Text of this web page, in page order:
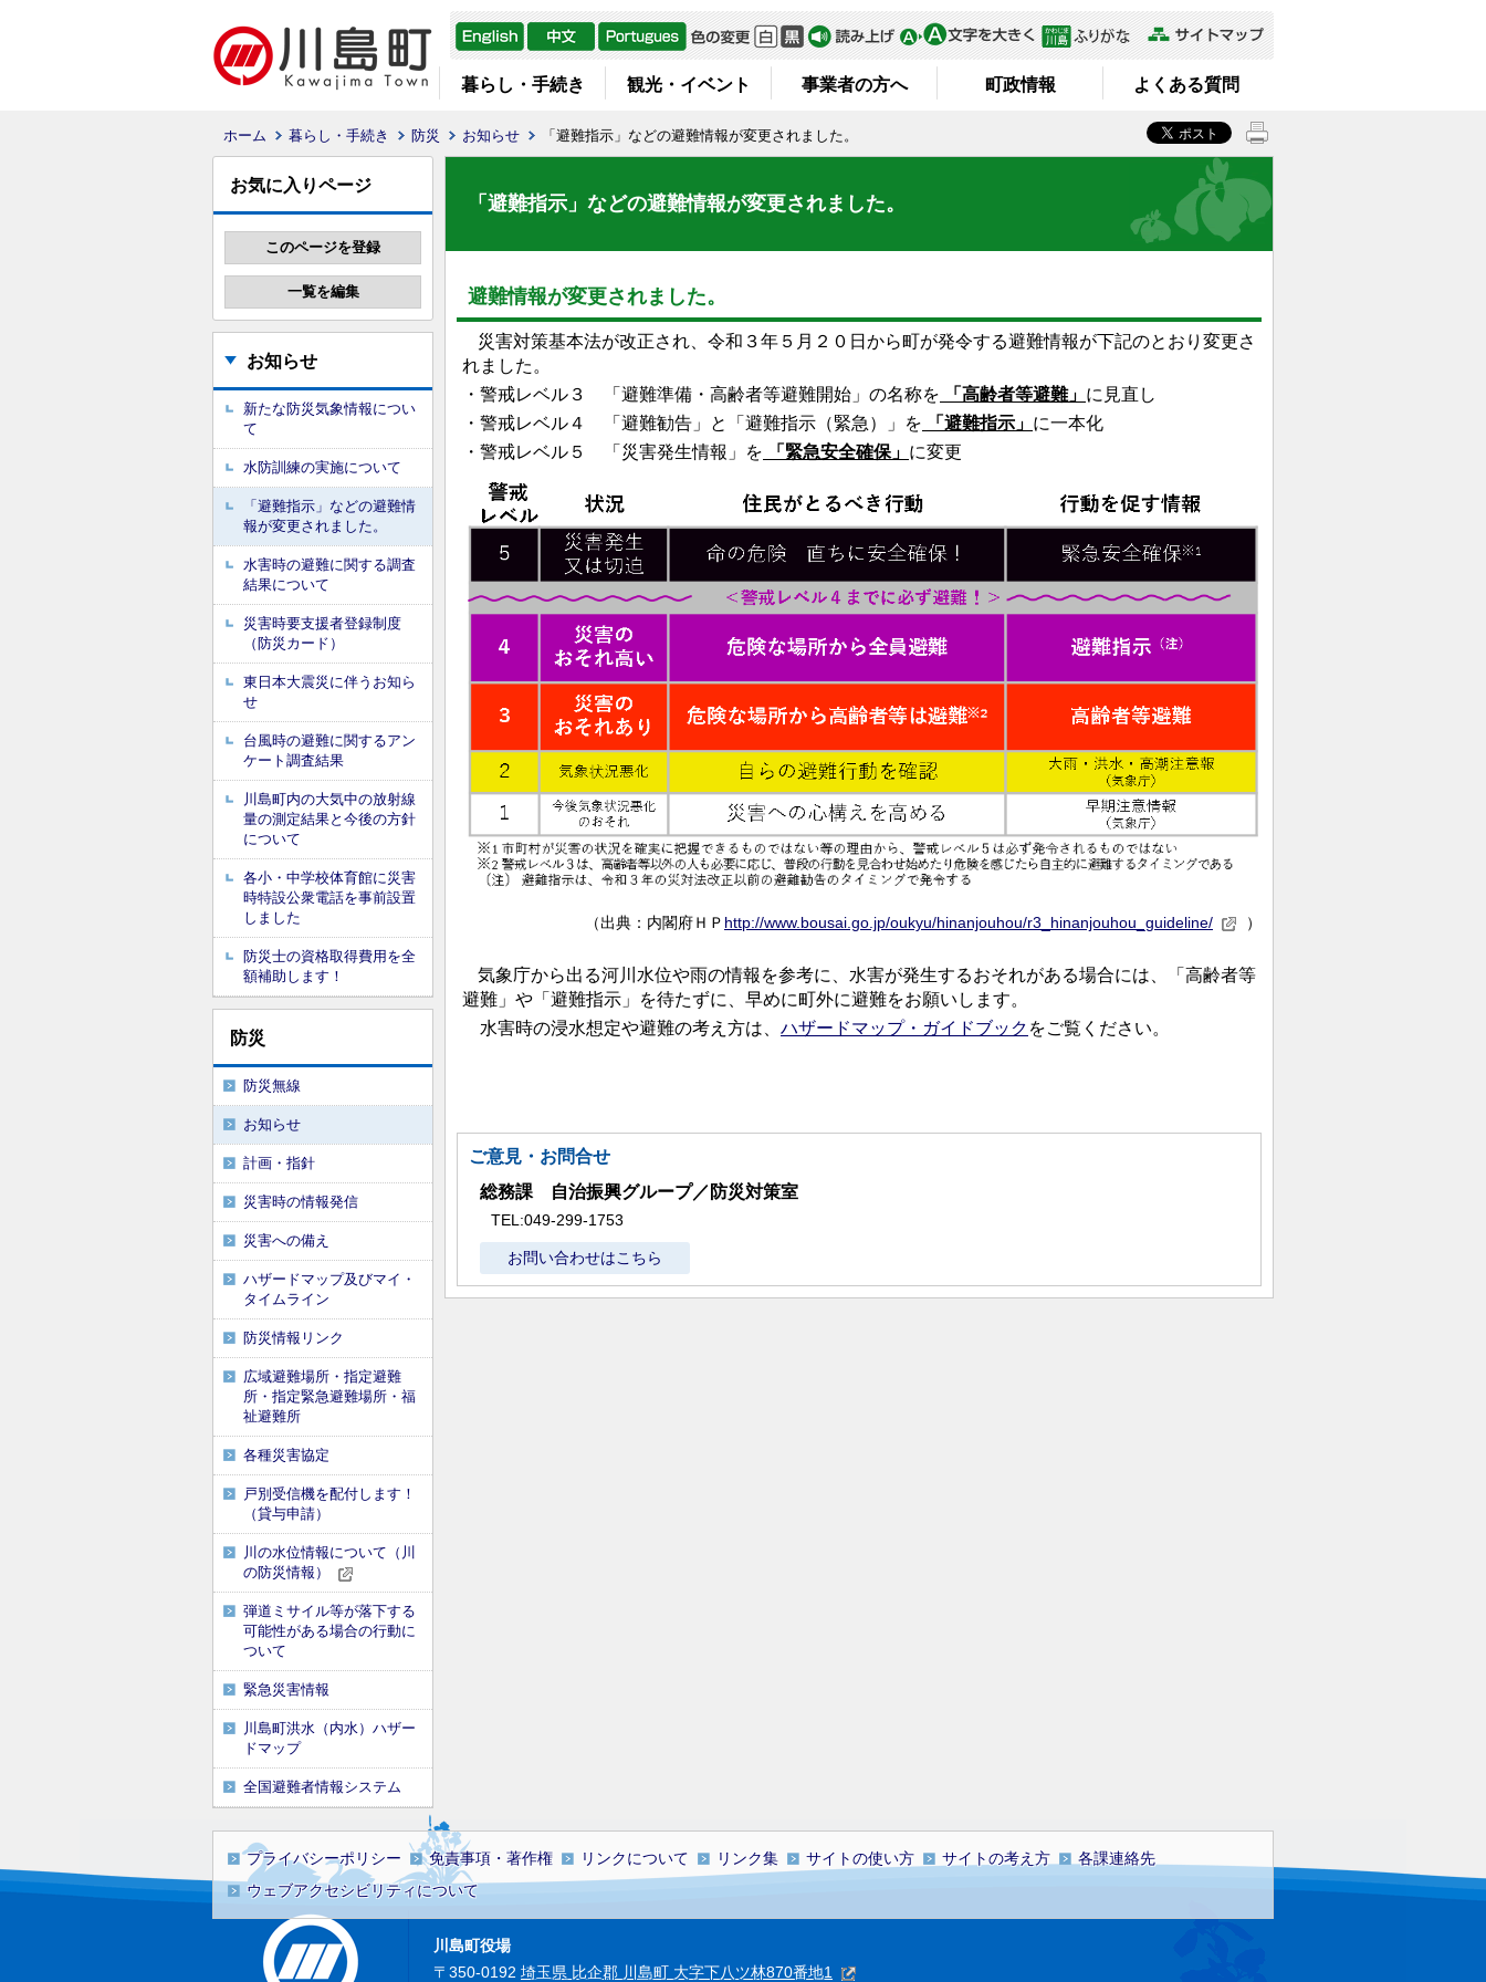
暮らし・手続き 観光・イベント 事業者の方へ 町政情報 よくある質問
ホーム 暮らし・手続き 防災 お知らせ 「避難指示」などの避難情報が変更されました。
お気に入りページ
お知らせ
新たな防災気象情報につい
て
水防訓練の実施について
「避難指示」などの避難情
報が変更されました。
水害時の避難に関する調査
結果について
災害時要支援者登録制度
（防災カード）
東日本大震災に伴うお知ら
せ
台風時の避難に関するアン
ケート調査結果
川島町内の大気中の放射線
量の測定結果と今後の方針
について
各小・中学校体育館に災害
時特設公衆電話を事前設置
しました
防災士の資格取得費用を全
額補助します！
防災
防災無線
お知らせ
計画・指針
災害時の情報発信
災害への備え
ハザードマップ及びマイ・
タイムライン
防災情報リンク
広域避難場所・指定避難
所・指定緊急避難場所・福
祉避難所
各種災害協定
戸別受信機を配付します！
（貸与申請）
川の水位情報について（川
の防災情報）
弾道ミサイル等が落下する
可能性がある場合の行動に
ついて
緊急災害情報
川島町洪水（内水）ハザー
ドマップ
全国避難者情報システム
「避難指示」などの避難情報が変更されました。
避難情報が変更されました。
災害対策基本法が改正され、令和３年５月２０日から町が発令する避難情報が下記のとおり変更さ
れました。
・警戒レベル３ 「避難準備・高齢者等避難開始」の名称を 「高齢者等避難」 に見直し
・警戒レベル４ 「避難勧告」と「避難指示（緊急）」を 「避難指示」 に一本化
・警戒レベル５ 「災害発生情報」を 「緊急安全確保」 に変更
（出典：内閣府ＨＰ http://www.bousai.go.jp/oukyu/hinanjouhou/r3_hinanjouhou_guideline/ ）
気象庁から出る河川水位や雨の情報を参考に、水害が発生するおそれがある場合には、「高齢者等
避難」や「避難指示」を待たずに、早めに町外に避難をお願いします。
水害時の浸水想定や避難の考え方は、 ハザードマップ・ガイドブック をご覧ください。
ご意見・お問合せ
総務課 自治振興グループ／防災対策室
TEL:049-299-1753
お問い合わせはこちら
プライバシーポリシー 免責事項・著作権 リンクについて リンク集 サイトの使い方 サイトの考え方
各課連絡先
ウェブアクセシビリティについて
川島町役場
〒350-0192 埼玉県 比企郡 川島町 大字下八ツ林870番地1